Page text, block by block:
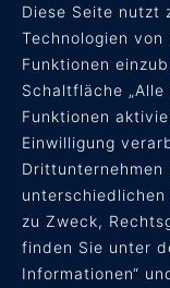
RECHTLICHES
AGB
Datenschutz
Impressum
Diese Seite nutzt
Technologien
Funktionen
Schaltfläche
Funktionen
Einwilligung
Drittunternehmen
zu Zweck,
finden Sie unter
Informationen“